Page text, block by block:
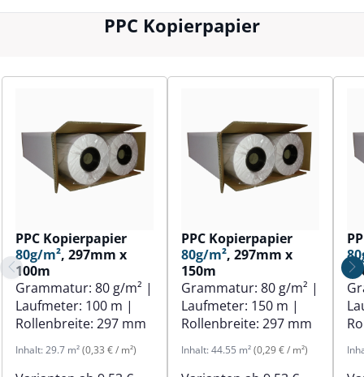
PPC Kopierpapier
PPC Kopierpapier
80g/m², 297mm x
100m
Grammatur: 80 g/m² |
Laufmeter: 100 m |
Rollenbreite: 297 mm
Inhalt: 29.7 m²(0,33 € / m²)
PPC Kopierpapier
80g/m², 297mm x
150m
Grammatur: 80 g/m² |
Laufmeter: 150 m |
Rollenbreite: 297 mm
Inhalt: 44.55 m²(0,29 € / m²)